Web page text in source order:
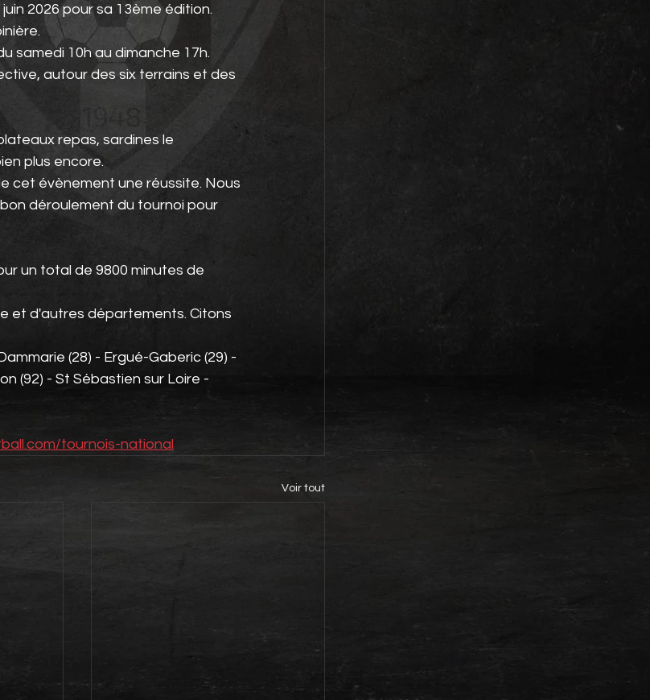
2026 pour sa 13ème édition.
samedi 10h au dimanche 17h.
autour des six terrains et des
repas, sardines le
plus encore.
cet évènement une réussite. Nous
déroulement du tournoi pour
un total de 9800 minutes de
et d'autres départements. Citons
(28) - Ergué-Gaberic (29) -
(92) - St Sébastien sur Loire -
tournois-national
Voir tout